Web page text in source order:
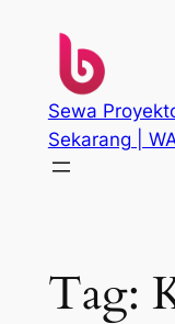
content
Sewa
Sekarang |
Tag: